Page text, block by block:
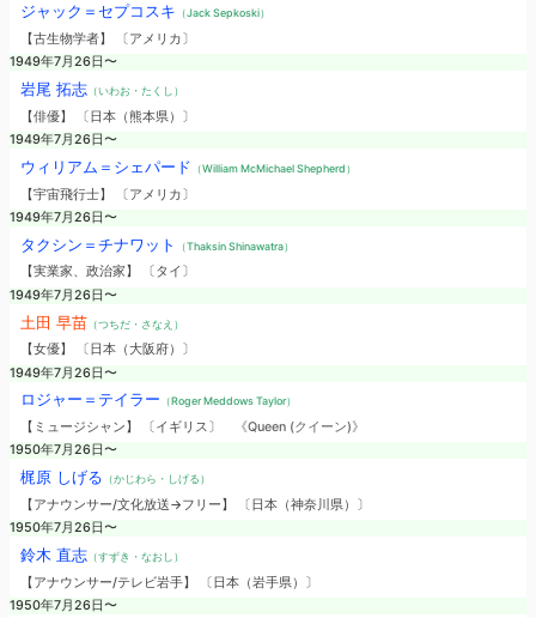
ジャック＝セプコスキ （Jack Sepkoski）
【古生物学者】 〔アメリカ〕
1949年7月26日〜
岩尾 拓志（いわお・たくし）
【俳優】 〔日本（熊本県）〕
1949年7月26日〜
ウィリアム＝シェパード （William McMichael Shepherd）
【宇宙飛行士】 〔アメリカ〕
1949年7月26日〜
タクシン＝チナワット （Thaksin Shinawatra）
【実業家、政治家】 〔タイ〕
1949年7月26日〜
土田 早苗 （つちだ・さなえ）
【女優】 〔日本（大阪府）〕
1949年7月26日〜
ロジャー＝テイラー （Roger Meddows Taylor）
【ミュージシャン】 〔イギリス〕
《Queen (クイーン)》
1950年7月26日〜
梶原 しげる （かじわら・しげる）
【アナウンサー/文化放送→フリー】 〔日本（神奈川県）〕
1950年7月26日〜
鈴木 直志（すずき・なおし）
【アナウンサー/テレビ岩手】 〔日本（岩手県）〕
1950年7月26日〜